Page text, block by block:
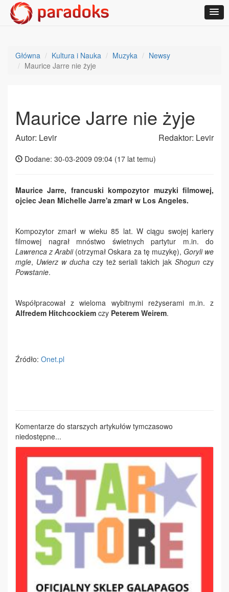
Główna Kultura i Nauka Muzyka
Newsy
Maurice Jarre nie żyje
Maurice Jarre nie żyje
Autor: Levir Redaktor: Levir
Dodane: 30-03-2009 09:04 (17 lat temu)
Maurice Jarre, francuski kompozytor muzyki filmowej,
ojciec Jean Michelle Jarre'a zmarł w Los Angeles.
Kompozytor zmarł w wieku 85 lat. W ciągu swojej kariery
filmowej nagrał mnóstwo świetnych partytur m.in. do
Lawrenca z Arabii (otrzymał Oskara za tę muzykę), Goryli we
mgle, Uwierz w duchaczy też seriali takich jakShogun czy
Powstanie.
Współpracował z wieloma wybitnymi reżyserami m.in. z
Alfredem Hitchcockiem czy Peterem Weirem.
Źródło: Onet.pl
Komentarze do starszych artykułów tymczasowo
niedostępne...